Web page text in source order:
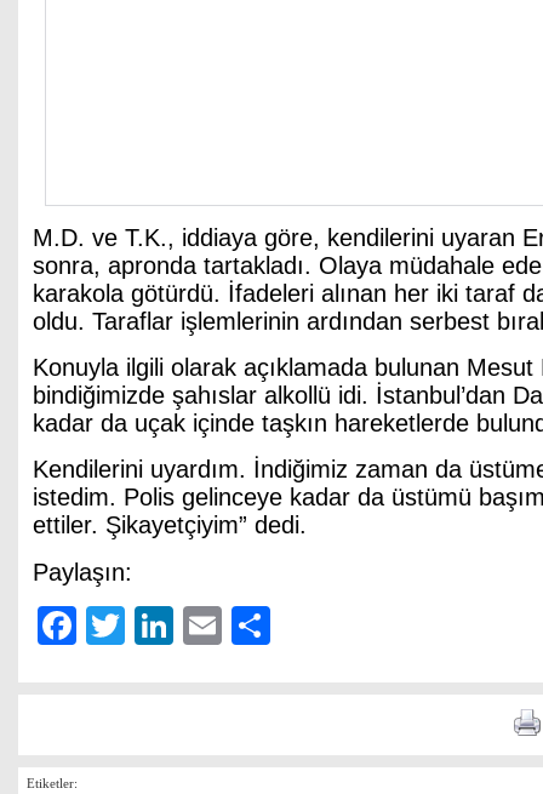
M.D. ve T.K., iddiaya göre, kendilerini uyaran
sonra, apronda tartakladı. Olaya müdahale
karakola götürdü. İfadeleri alınan her iki taraf
oldu. Taraflar işlemlerinin ardından serbest
Konuyla ilgili olarak açıklamada bulunan Mesut
bindiğimizde şahıslar alkollü idi. İstanbul’dan
kadar da uçak içinde taşkın hareketlerde
Kendilerini uyardım. İndiğimiz zaman da
istedim. Polis gelinceye kadar da üstümü
ettiler. Şikayetçiyim” dedi.
Paylaşın:
Facebook
TwitterLinkedIn
Email
Etiketler: